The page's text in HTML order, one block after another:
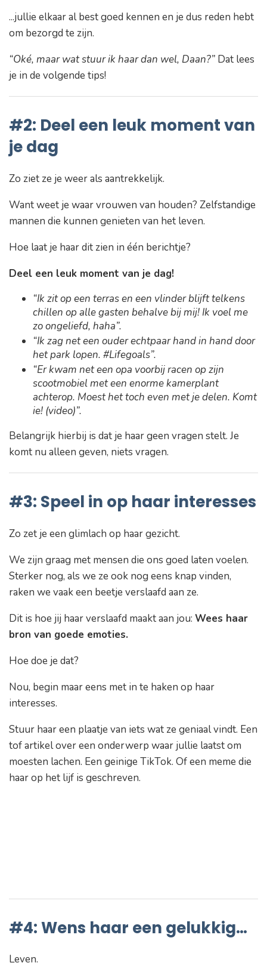
...jullie elkaar al best goed kennen en je dus reden hebt
om bezorgd te zijn.
“Oké, maar wat stuur ik haar dan wel, Daan?” Dat lees
je in de volgende tips!
#2: Deel een leuk moment van
je dag
Zo ziet ze je weer als aantrekkelijk.
Want weet je waar vrouwen van houden? Zelfstandige
mannen die kunnen genieten van het leven.
Hoe laat je haar dit zien in één berichtje?
Deel een leuk moment van je dag!
“Ik zit op een terras en een vlinder blijft telkens
chillen op alle gasten behalve bij mij! Ik voel me
zo ongeliefd, haha”.
“Ik zag net een ouder echtpaar hand in hand door
het park lopen. #Lifegoals”.
“Er kwam net een opa voorbij racen op zijn
scootmobiel met een enorme kamerplant
achterop. Moest het toch even met je delen. Komt
ie! (video)”.
Belangrijk hierbij is dat je haar geen vragen stelt. Je
komt nu alleen geven, niets vragen.
#3: Speel in op haar interesses
Zo zet je een glimlach op haar gezicht.
We zijn graag met mensen die ons goed laten voelen.
Sterker nog, als we ze ook nog eens knap vinden,
raken we vaak een beetje verslaafd aan ze.
Dit is hoe jij haar verslaafd maakt aan jou: Wees haar
bron van goede emoties.
Hoe doe je dat?
Nou, begin maar eens met in te haken op haar
interesses.
Stuur haar een plaatje van iets wat ze geniaal vindt. Een
tof artikel over een onderwerp waar jullie laatst om
moesten lachen. Een geinige TikTok. Of een meme die
haar op het lijf is geschreven.
#4: Wens haar een gelukkig…
Leven.